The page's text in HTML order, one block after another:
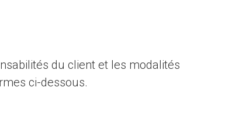
du client et les modalités
ci-dessous.